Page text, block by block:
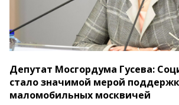
Депутат Мосгордума Гусева:
стало значимой мерой
маломобильных москвичей